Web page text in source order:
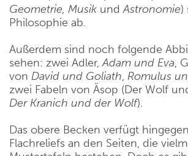
Geometrie, Musik und Astronomie)
Philosophie ab.
Außerdem sind noch folgende
sehen: zwei Adler,Adam und Eva,
von David und Goliath, Romulus
zwei Fabeln von Äsop (Der Wolf
Der Kranich und der Wolf).
Das obere Becken verfügt
Flachreliefs an den Seiten, die